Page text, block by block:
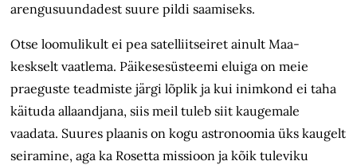
arengusuundadest suure pildi saamiseks.
Otse loomulikult ei pea satelliitseiret ainult Maa-
keskselt vaatlema. Päikesesüsteemi eluiga on meie
praeguste teadmiste järgi lõplik ja kui inimkond ei taha
käituda allaandjana, siis meil tuleb siit kaugemale
vaadata. Suures plaanis on kogu astronoomia üks kaugelt
seiramine, aga ka Rosetta missioon ja kõik tuleviku